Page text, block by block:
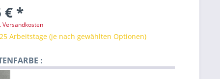
€ *
Versandkosten
Arbeitstage (je nach gewählten Optionen)
: